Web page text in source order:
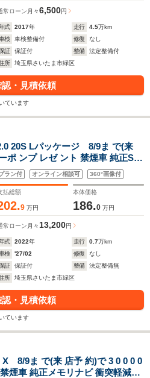
常ローン 月々6,500円
式 2017年 走行 4.5万km
検
車検整備付 修復
なし
証
保証付 整備
法定整備付
所
埼玉県さいたま市緑区
・見積依頼
ています
20S Lパッケージ 8/9ま で(来
ポ ンプ レゼ ント 禁煙車 純正SD
モニター コーナーセンサー 車線
モニター オートハイビーム
ラン付 オンライン相談可 360°画像付
払総額
9 万円
本体価格
186.0 万円
常ローン 月々 13,200円
式 2022年 走行 0.7万km
検
'27/02 修復
なし
証
保証付 整備
法定整備無
所
埼玉県さいたま市緑区
・見積依頼
ています
8/9ま で(来 店予 約)で 3 0 0 0 0
煙車 純正メモリナビ 衝突軽減ブ